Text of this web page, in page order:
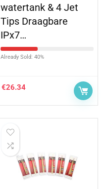
watertank & 4 Jet
Tips Draagbare
IPx7…
Already Sold: 40%
€26.34